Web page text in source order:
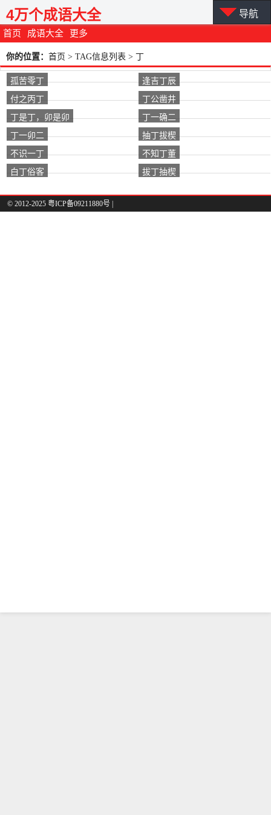
首页 成语大全 更多
4万个成语大全 导航
你的位置： 首页 > TAG信息列表 > 丁
孤苦零丁
逢吉丁辰
付之丙丁
丁公凿井
丁是丁，卯是卯
丁一确二
丁一卯二
抽丁拔楔
不识一丁
不知丁董
白丁俗客
拔丁抽楔
© 2012-2025 粤ICP备09211880号 |